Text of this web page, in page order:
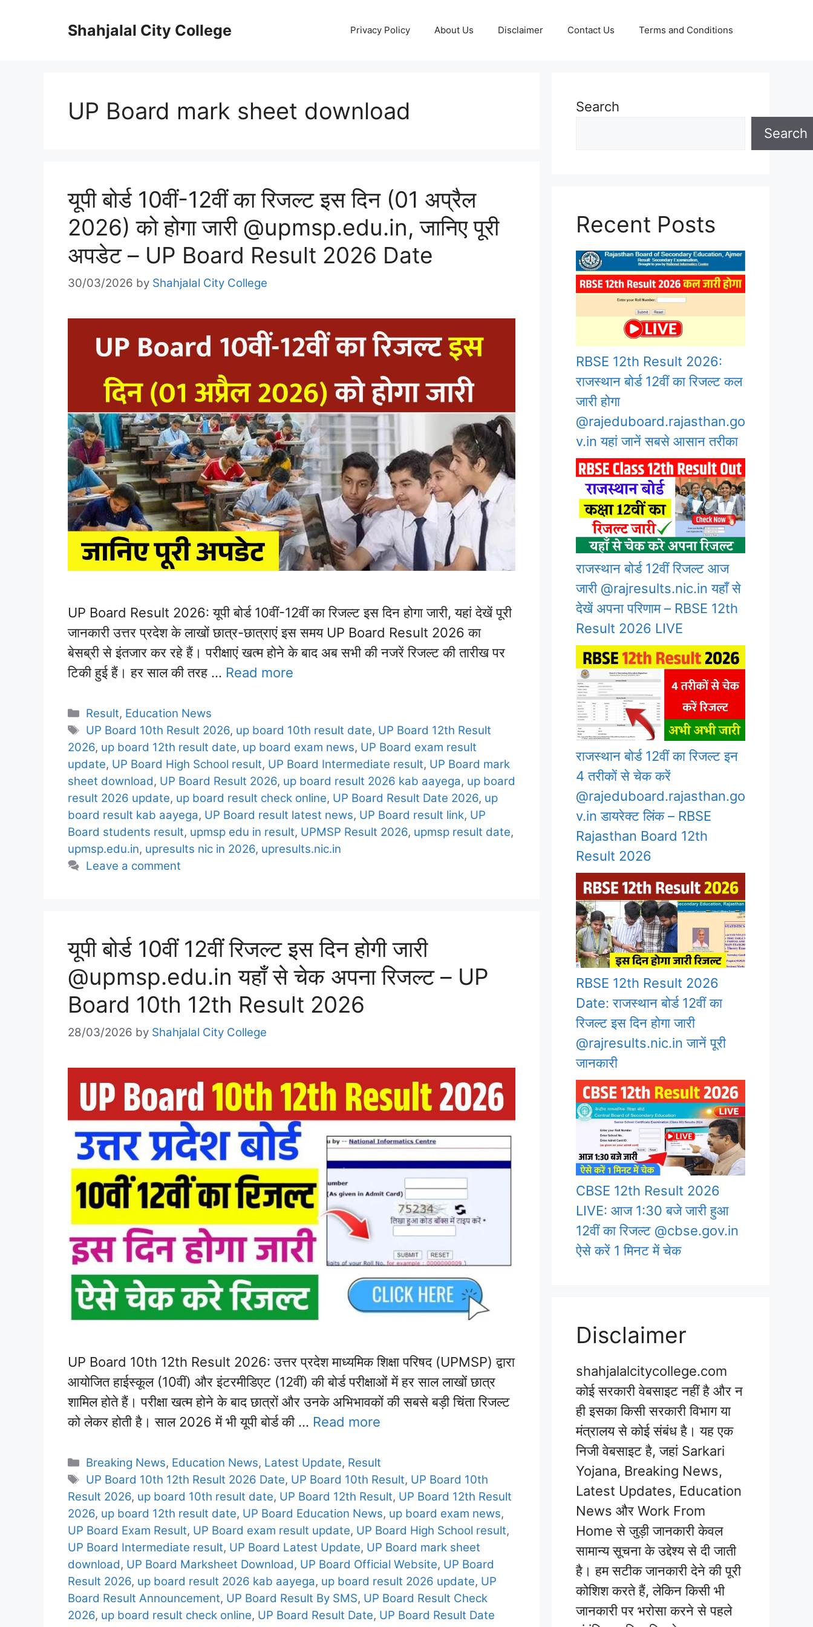
Shahjalal City College Privacy Policy About Us Disclaimer Contact Us Terms and Conditions
UP Board mark sheet download
यूपी बोर्ड 10वीं-12वीं का रिजल्ट इस दिन (01 अप्रैल
2026) को होगा जारी @upmsp.edu.in, जानिए पूरी
अपडेट – UP Board Result 2026 Date
30/03/2026 by Shahjalal City College
UP Board Result 2026: यूपी बोर्ड 10वीं-12वीं का रिजल्ट इस दिन होगा जारी, यहां देखें पूरी
जानकारी उत्तर प्रदेश के लाखों छात्र-छात्राएं इस समय UP Board Result 2026 का
बेसब्री से इंतजार कर रहे हैं। परीक्षाएं खत्म होने के बाद अब सभी की नजरें रिजल्ट की तारीख पर
टिकी हुई हैं। हर साल की तरह … Read more
Categories
Result, Education News
Tags
UP Board 10th Result 2026, up board 10th result date, UP Board 12th Result
2026, up board 12th result date, up board exam news, UP Board exam result
update, UP Board High School result, UP Board Intermediate result, UP Board mark
sheet download, UP Board Result 2026, up board result 2026 kab aayega, up board
result 2026 update, up board result check online, UP Board Result Date 2026, up
board result kab aayega, UP Board result latest news, UP Board result link, UP
Board students result, upmsp edu in result, UPMSP Result 2026, upmsp result date,
upmsp.edu.in, upresults nic in 2026, upresults.nic.in
Leave a comment
यूपी बोर्ड 10वीं 12वीं रिजल्ट इस दिन होगी जारी
@upmsp.edu.in यहाँ से चेक अपना रिजल्ट – UP
Board 10th 12th Result 2026
28/03/2026 by Shahjalal City College
UP Board 10th 12th Result 2026: उत्तर प्रदेश माध्यमिक शिक्षा परिषद (UPMSP) द्वारा
आयोजित हाईस्कूल (10वीं) और इंटरमीडिएट (12वीं) की बोर्ड परीक्षाओं में हर साल लाखों छात्र
शामिल होते हैं। परीक्षा खत्म होने के बाद छात्रों और उनके अभिभावकों की सबसे बड़ी चिंता रिजल्ट
को लेकर होती है। साल 2026 में भी यूपी बोर्ड की … Read more
Categories
Breaking News, Education News, Latest Update, Result
Tags
UP Board 10th 12th Result 2026 Date, UP Board 10th Result, UP Board 10th
Result 2026, up board 10th result date, UP Board 12th Result, UP Board 12th Result
2026, up board 12th result date, UP Board Education News, up board exam news,
UP Board Exam Result, UP Board exam result update, UP Board High School result,
UP Board Intermediate result, UP Board Latest Update, UP Board mark sheet
download, UP Board Marksheet Download, UP Board Official Website, UP Board
Result 2026, up board result 2026 kab aayega, up board result 2026 update, UP
Board Result Announcement, UP Board Result By SMS, UP Board Result Check
2026, up board result check online, UP Board Result Date, UP Board Result Date
Search
Search
Recent Posts
RBSE 12th Result 2026:
राजस्थान बोर्ड 12वीं का रिजल्ट कल
जारी होगा
@rajeduboard.rajasthan.go
v.in यहां जानें सबसे आसान तरीका
राजस्थान बोर्ड 12वीं रिजल्ट आज
जारी @rajresults.nic.in यहाँ से
देखें अपना परिणाम – RBSE 12th
Result 2026 LIVE
राजस्थान बोर्ड 12वीं का रिजल्ट इन
4 तरीकों से चेक करें
@rajeduboard.rajasthan.go
v.in डायरेक्ट लिंक – RBSE
Rajasthan Board 12th
Result 2026
RBSE 12th Result 2026
Date: राजस्थान बोर्ड 12वीं का
रिजल्ट इस दिन होगा जारी
@rajresults.nic.in जानें पूरी
जानकारी
CBSE 12th Result 2026
LIVE: आज 1:30 बजे जारी हुआ
12वीं का रिजल्ट @cbse.gov.in
ऐसे करें 1 मिनट में चेक
Disclaimer
shahjalalcitycollege.com
कोई सरकारी वेबसाइट नहीं है और न
ही इसका किसी सरकारी विभाग या
मंत्रालय से कोई संबंध है। यह एक
निजी वेबसाइट है, जहां Sarkari
Yojana, Breaking News,
Latest Updates, Education
News और Work From
Home से जुड़ी जानकारी केवल
सामान्य सूचना के उद्देश्य से दी जाती
है। हम सटीक जानकारी देने की पूरी
कोशिश करते हैं, लेकिन किसी भी
जानकारी पर भरोसा करने से पहले